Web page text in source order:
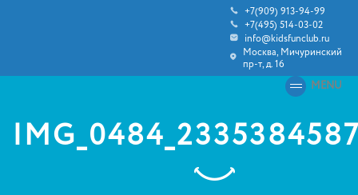
+7(909) 913-94-99
+7(495) 514-03-02
info@kidsfunclub.ru
Москва, Мичуринский
пр-т, д. 16
MENU